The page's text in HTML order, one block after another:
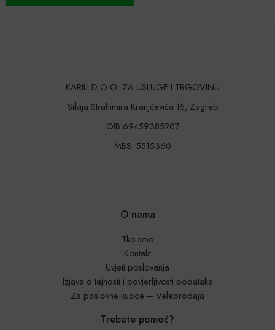
KARILI D.O.O. ZA USLUGE I TRGOVINU
Silvija Strahimira Kranjčevića 15, Zagreb
OIB 69459385207
MBS: 5515360
O nama
Tko smo
Kontakt
Uvjeti poslovanja
Izjava o tajnosti i povjerljivosti podataka
Za poslovne kupce – Veleprodaja
Trebate pomoć?